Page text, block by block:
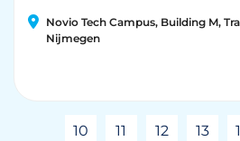
Novio Tech Campus, Building M,
Nijmegen
10 11 12 13